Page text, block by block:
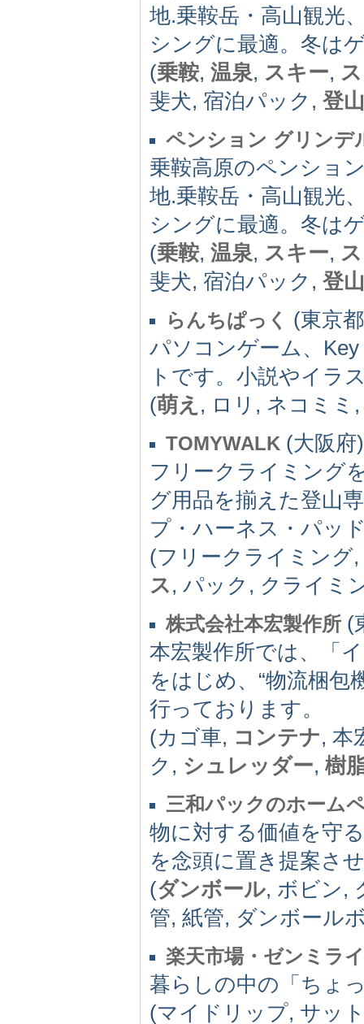
地.乗鞍岳・高山観光
シングに最適。冬は
(乗鞍, 温泉, スキー,
斐犬, 宿泊パック, 登山
ペンション グリンデ
乗鞍高原のペンショ
地.乗鞍岳・高山観光
シングに最適。冬は
(乗鞍, 温泉, スキー,
斐犬, 宿泊パック, 登山
らんちぱっく (東京
パソコンゲーム、
トです。小説やイラ
(萌え , ロリ, ネコミミ
TOMYWALK (大阪府
フリークライミング
グ用品を揃えた登山
プ・ハーネス・パッ
(フリークライミング,
ス, パック, クライミ
株式会社本宏製作所 (
本宏製作所では、「
をはじめ、“物流梱包
行っております。
(カゴ車, コンテナ, 本
ク, シュレッダー, 樹
三和パックのホーム
物に対する価値を守
を念頭に置き提案さ
(ダンボール, ボビン,
管, 紙管, ダンボール
楽天市場・ゼンミラ
暮らしの中の「ちょ
(マイドリップ, サッ